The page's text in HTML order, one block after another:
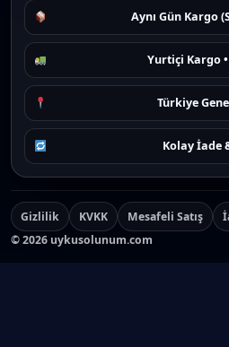
Aynı Gün Kargo
Yurtiçi Kargo
Türkiye
Kolay İade
Gizlilik KVKK Mesafeli Satış
©2026 uykusolunum.com